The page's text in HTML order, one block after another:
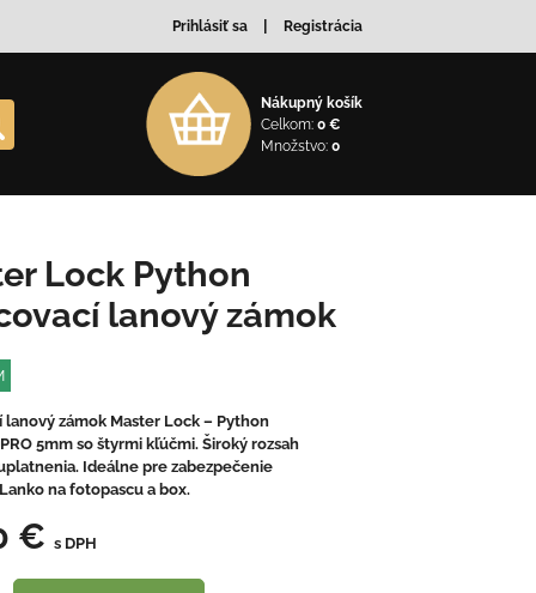
Prihlásiť sa Registrácia
Nákupný košík
Celkom: 0 €
Množstvo: 0
Lock Python
lanový zámok
lanový zámok Master Lock – Python
5mm so štyrmi kľúčmi. Široký rozsah
Ideálne pre zabezpečenie
na fotopascu a box.
€ s DPH